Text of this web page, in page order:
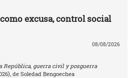
excusa, control social
08/08/2026
República, guerra civil y posguerra
de Soledad Bengoechea